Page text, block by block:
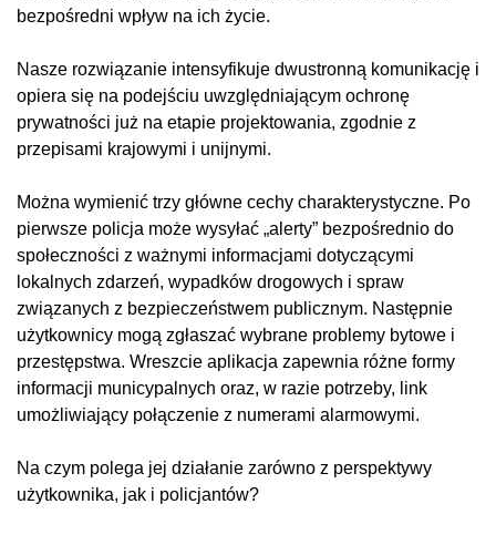
bezpośredni wpływ na ich życie.
Nasze rozwiązanie intensyfikuje dwustronną komunikację i
opiera się na podejściu uwzględniającym ochronę
prywatności już na etapie projektowania, zgodnie z
przepisami krajowymi i unijnymi.
Można wymienić trzy główne cechy charakterystyczne. Po
pierwsze policja może wysyłać „alerty” bezpośrednio do
społeczności z ważnymi informacjami dotyczącymi
lokalnych zdarzeń, wypadków drogowych i spraw
związanych z bezpieczeństwem publicznym. Następnie
użytkownicy mogą zgłaszać wybrane problemy bytowe i
przestępstwa. Wreszcie aplikacja zapewnia różne formy
informacji municypalnych oraz, w razie potrzeby, link
umożliwiający połączenie z numerami alarmowymi.
Na czym polega jej działanie zarówno z perspektywy
użytkownika, jak i policjantów?